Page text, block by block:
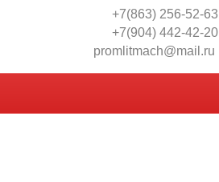
+7(863) 256-52-63
+7(904) 442-42-20
promlitmach@mail.ru